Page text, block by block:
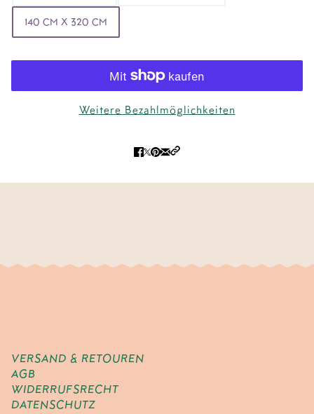
140 CM X 320 CM
Weitere Bezahlmöglichkeiten
VERSAND & RETOUREN
AGB
WIDERRUFSRECHT
DATENSCHUTZ